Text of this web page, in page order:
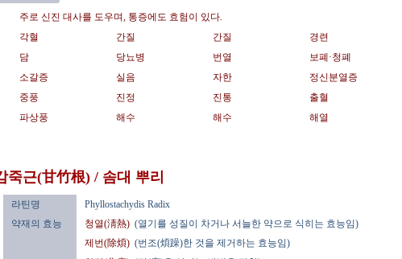
주로 신진 대사를 도우며, 통증에도 효험이 있다.
각혈
간질 간질 경련
담
당뇨병 번열 보폐·청폐
소갈증
실음 자한 정신분열증
중풍
진정 진통 출혈
파상풍
해수 해수 해열
죽근(甘竹根) / 솜대 뿌리
라틴명
Phyllostachydis Radix
약재의 효능
청열(淸熱) (열기를 성질이 차거나 서늘한 약으로 식히는 효능임)
제번(除煩) (번조(煩躁)한 것을 제거하는 효능임)